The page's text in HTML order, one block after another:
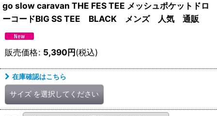
go slow caravan THE FES TEE メッシュポケットドロ
ーコードBIG SS TEE BLACK メンズ 人気 通販
販売価格: 5,390円(税込)
在庫確認はこちら
サイズ を選択してください